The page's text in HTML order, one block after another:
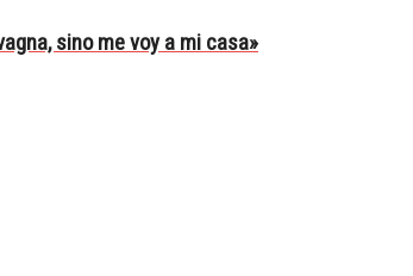
sino me voy a mi casa»